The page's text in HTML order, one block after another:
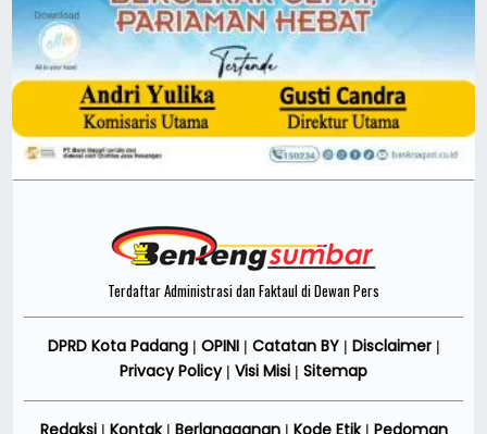
Terdaftar Administrasi dan Faktaul di Dewan Pers
DPRD Kota Padang| OPINI Catatan BY| Disclaimer|
Privacy Policy| Visi Misi Sitemap
Redaksi| Kontak| Berlangganan| Kode Etik| Pedoman